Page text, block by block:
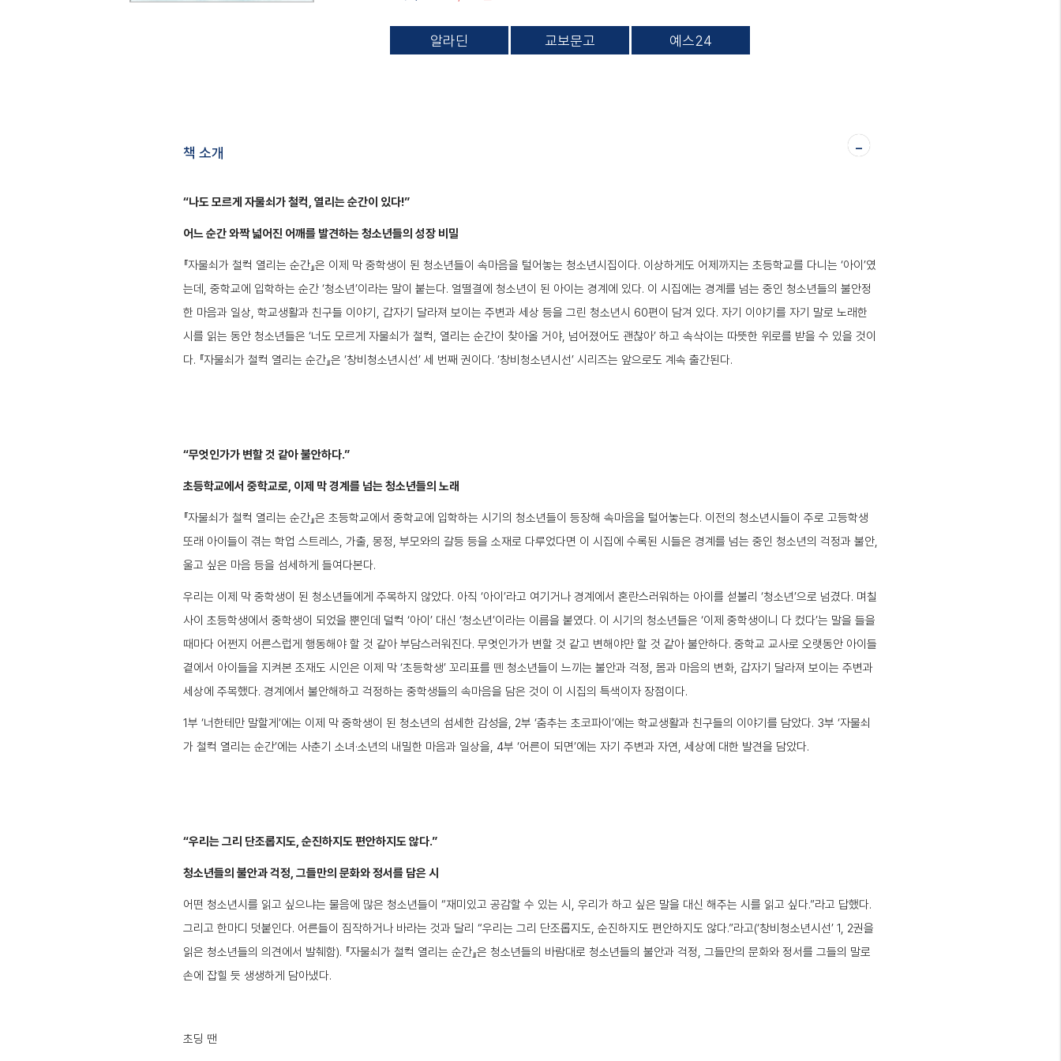
알라딘 교보문고 예스24
-
책 소개
“나도 모르게 자물쇠가 철컥, 열리는 순간이 있다!”
어느 순간 와짝 넓어진 어깨를 발견하는 청소년들의 성장 비밀
『자물쇠가 철컥 열리는 순간』은 이제 막 중학생이 된 청소년들이 속마음을 털어놓는 청소년시집이다. 이상하게도 어제까지는 초등학교를 다니는 ‘아이’였
는데, 중학교에 입학하는 순간 ‘청소년’이라는 말이 붙는다. 얼떨결에 청소년이 된 아이는 경계에 있다. 이 시집에는 경계를 넘는 중인 청소년들의 불안정
한 마음과 일상, 학교생활과 친구들 이야기, 갑자기 달라져 보이는 주변과 세상 등을 그린 청소년시 60편이 담겨 있다. 자기 이야기를 자기 말로 노래한
시를 읽는 동안 청소년들은 ‘너도 모르게 자물쇠가 철컥, 열리는 순간이 찾아올 거야, 넘어졌어도 괜찮아’ 하고 속삭이는 따뜻한 위로를 받을 수 있을 것이
다. 『자물쇠가 철컥 열리는 순간』은 ‘창비청소년시선’ 세 번째 권이다. ‘창비청소년시선’ 시리즈는 앞으로도 계속 출간된다.
“무엇인가가 변할 것 같아 불안하다.”
초등학교에서 중학교로, 이제 막 경계를 넘는 청소년들의 노래
『자물쇠가 철컥 열리는 순간』은 초등학교에서 중학교에 입학하는 시기의 청소년들이 등장해 속마음을 털어놓는다. 이전의 청소년시들이 주로 고등학생
또래 아이들이 겪는 학업 스트레스, 가출, 몽정, 부모와의 갈등 등을 소재로 다루었다면 이 시집에 수록된 시들은 경계를 넘는 중인 청소년의 걱정과 불안,
울고 싶은 마음 등을 섬세하게 들여다본다.
우리는 이제 막 중학생이 된 청소년들에게 주목하지 않았다. 아직 ‘아이’라고 여기거나 경계에서 혼란스러워하는 아이를 섣불리 ‘청소년’으로 넘겼다. 며칠
사이 초등학생에서 중학생이 되었을 뿐인데 덜컥 ‘아이’ 대신 ‘청소년’이라는 이름을 붙였다. 이 시기의 청소년들은 ‘이제 중학생이니 다 컸다’는 말을 들을
때마다 어쩐지 어른스럽게 행동해야 할 것 같아 부담스러워진다. 무엇인가가 변할 것 같고 변해야만 할 것 같아 불안하다. 중학교 교사로 오랫동안 아이들
곁에서 아이들을 지켜본 조재도 시인은 이제 막 ‘초등학생’ 꼬리표를 뗀 청소년들이 느끼는 불안과 걱정, 몸과 마음의 변화, 갑자기 달라져 보이는 주변과
세상에 주목했다. 경계에서 불안해하고 걱정하는 중학생들의 속마음을 담은 것이 이 시집의 특색이자 장점이다.
1부 ‘너한테만 말할게’에는 이제 막 중학생이 된 청소년의 섬세한 감성을, 2부 ‘춤추는 초코파이’에는 학교생활과 친구들의 이야기를 담았다. 3부 ‘자물쇠
가 철컥 열리는 순간’에는 사춘기 소녀·소년의 내밀한 마음과 일상을, 4부 ‘어른이 되면’에는 자기 주변과 자연, 세상에 대한 발견을 담았다.
“우리는 그리 단조롭지도, 순진하지도 편안하지도 않다.”
청소년들의 불안과 걱정, 그들만의 문화와 정서를 담은 시
어떤 청소년시를 읽고 싶으냐는 물음에 많은 청소년들이 “재미있고 공감할 수 있는 시, 우리가 하고 싶은 말을 대신 해주는 시를 읽고 싶다.”라고 답했다.
그리고 한마디 덧붙인다. 어른들이 짐작하거나 바라는 것과 달리 “우리는 그리 단조롭지도, 순진하지도 편안하지도 않다.”라고(‘창비청소년시선’ 1, 2권을
읽은 청소년들의 의견에서 발췌함). 『자물쇠가 철컥 열리는 순간』은 청소년들의 바람대로 청소년들의 불안과 걱정, 그들만의 문화와 정서를 그들의 말로
손에 잡힐 듯 생생하게 담아냈다.
초딩 땐